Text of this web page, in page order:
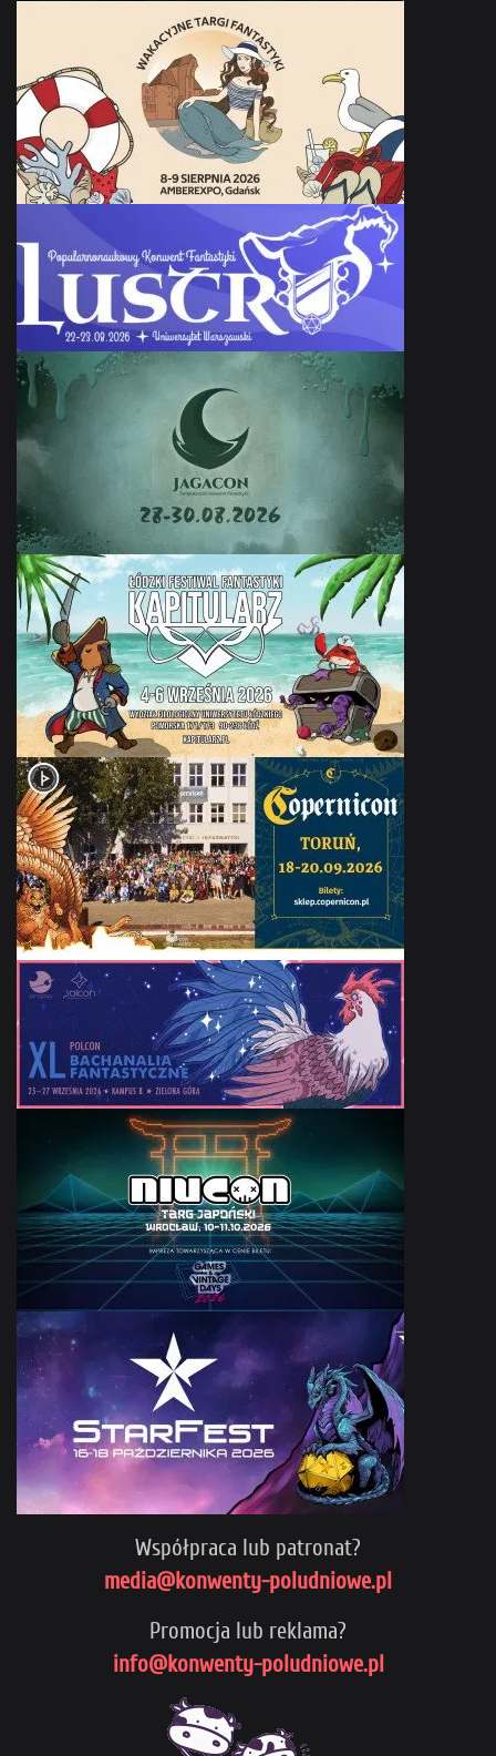
Współpraca lub patronat?
media@konwenty-poludniowe.pl
Promocja lub reklama?
info@konwenty-poludniowe.pl